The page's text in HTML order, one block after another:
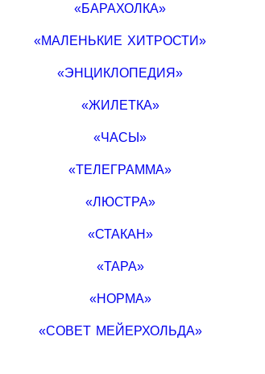
«БАРАХОЛКА»
«МАЛЕНЬКИЕ ХИТРОСТИ»
«ЭНЦИКЛОПЕДИЯ»
«ЖИЛЕТКА»
«ЧАСЫ»
«ТЕЛЕГРАММА»
«ЛЮСТРА»
«СТАКАН»
«ТАРА»
«НОРМА»
«СОВЕТ МЕЙЕРХОЛЬДА»